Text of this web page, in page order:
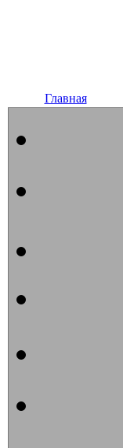
Главная